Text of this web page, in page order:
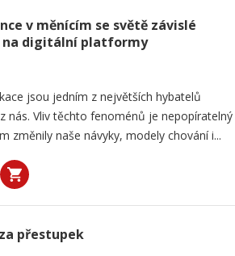
v měnícím se světě závislé
na digitální platformy
jsou jedním z největších hybatelů
nás. Vliv těchto fenoménů je nepopíratelný
změnily naše návyky, modely chování i...
přestupek